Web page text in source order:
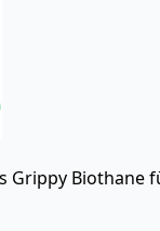
Grippy Biothane